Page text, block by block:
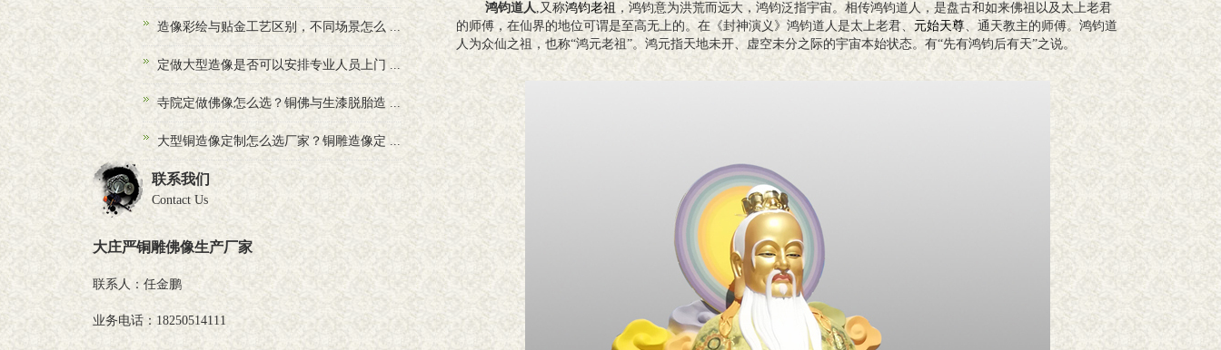
造像彩绘与贴金工艺区别，不同场景怎么 ...
定做大型造像是否可以安排专业人员上门 ...
寺院定做佛像怎么选？铜佛与生漆脱胎造 ...
大型铜造像定制怎么选厂家？铜雕造像定 ...
联系我们
Contact Us
大庄严铜雕佛像生产厂家
联系人：任金鹏
业务电话：18250514111
鸿钧道人,又称鸿钧老祖 ，鸿钧意为洪荒而远大，鸿钧泛指宇宙。相传鸿钧道人，是盘古和如来佛祖以及太上老君
的师傅，在仙界的地位可谓是至高无上的。在《封神演义》鸿钧道人是太上老君、 元始天尊、通天教主的师傅。鸿钧道
人为众仙之祖，也称“鸿元老祖”。鸿元指天地未开、虚空未分之际的宇宙本始状态。有“先有鸿钧后有天”之说。